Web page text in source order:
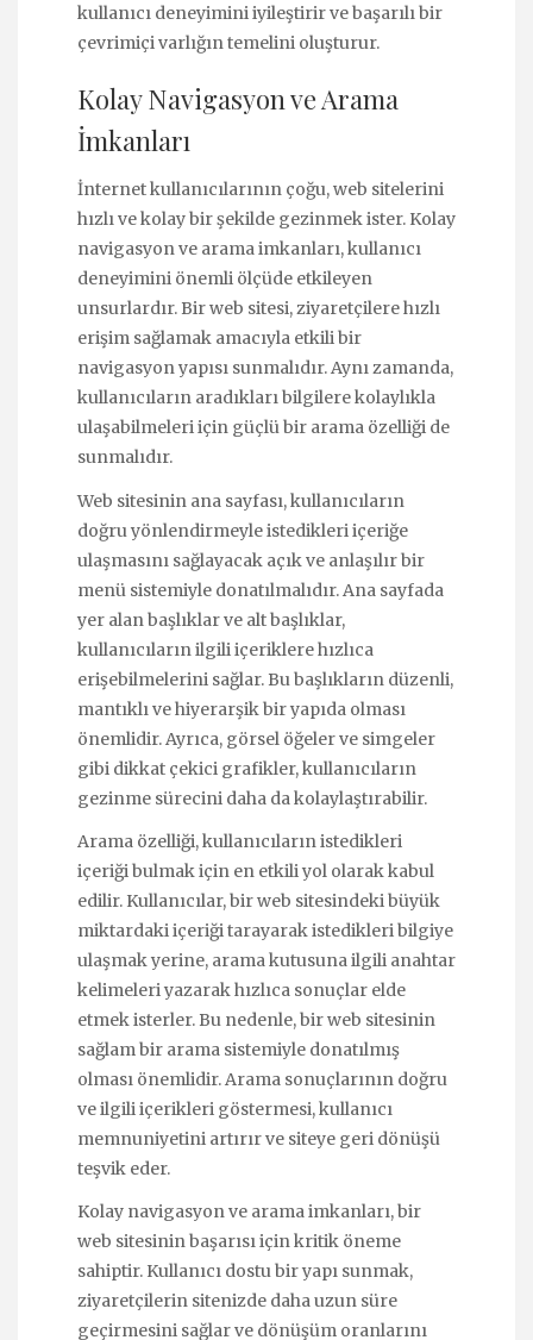
kullanıcı deneyimini iyileştirir ve başarılı bir
çevrimiçi varlığın temelini oluşturur.
Kolay Navigasyon ve Arama
İmkanları
İnternet kullanıcılarının çoğu, web sitelerini
hızlı ve kolay bir şekilde gezinmek ister. Kolay
navigasyon ve arama imkanları, kullanıcı
deneyimini önemli ölçüde etkileyen
unsurlardır. Bir web sitesi, ziyaretçilere hızlı
erişim sağlamak amacıyla etkili bir
navigasyon yapısı sunmalıdır. Aynı zamanda,
kullanıcıların aradıkları bilgilere kolaylıkla
ulaşabilmeleri için güçlü bir arama özelliği de
sunmalıdır.
Web sitesinin ana sayfası, kullanıcıların
doğru yönlendirmeyle istedikleri içeriğe
ulaşmasını sağlayacak açık ve anlaşılır bir
menü sistemiyle donatılmalıdır. Ana sayfada
yer alan başlıklar ve alt başlıklar,
kullanıcıların ilgili içeriklere hızlıca
erişebilmelerini sağlar. Bu başlıkların düzenli,
mantıklı ve hiyerarşik bir yapıda olması
önemlidir. Ayrıca, görsel öğeler ve simgeler
gibi dikkat çekici grafikler, kullanıcıların
gezinme sürecini daha da kolaylaştırabilir.
Arama özelliği, kullanıcıların istedikleri
içeriği bulmak için en etkili yol olarak kabul
edilir. Kullanıcılar, bir web sitesindeki büyük
miktardaki içeriği tarayarak istedikleri bilgiye
ulaşmak yerine, arama kutusuna ilgili anahtar
kelimeleri yazarak hızlıca sonuçlar elde
etmek isterler. Bu nedenle, bir web sitesinin
sağlam bir arama sistemiyle donatılmış
olması önemlidir. Arama sonuçlarının doğru
ve ilgili içerikleri göstermesi, kullanıcı
memnuniyetini artırır ve siteye geri dönüşü
teşvik eder.
Kolay navigasyon ve arama imkanları, bir
web sitesinin başarısı için kritik öneme
sahiptir. Kullanıcı dostu bir yapı sunmak,
ziyaretçilerin sitenizde daha uzun süre
geçirmesini sağlar ve dönüşüm oranlarını